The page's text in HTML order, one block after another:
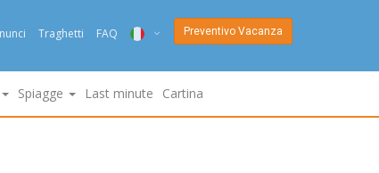
Traghetti FAQ
ENG
Preventivo Vacanza
Spiagge Last minute Cartina